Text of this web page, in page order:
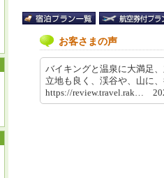
お客さまの声
バイキングと温泉に大満足
立地も良く、渓谷や、山に
https://review.travel.rak…